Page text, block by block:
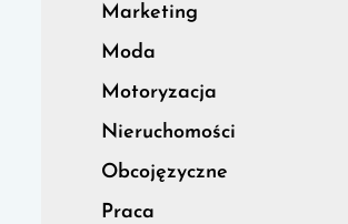
Marketing
Moda
Motoryzacja
Nieruchomości
Obcojęzyczne
Praca